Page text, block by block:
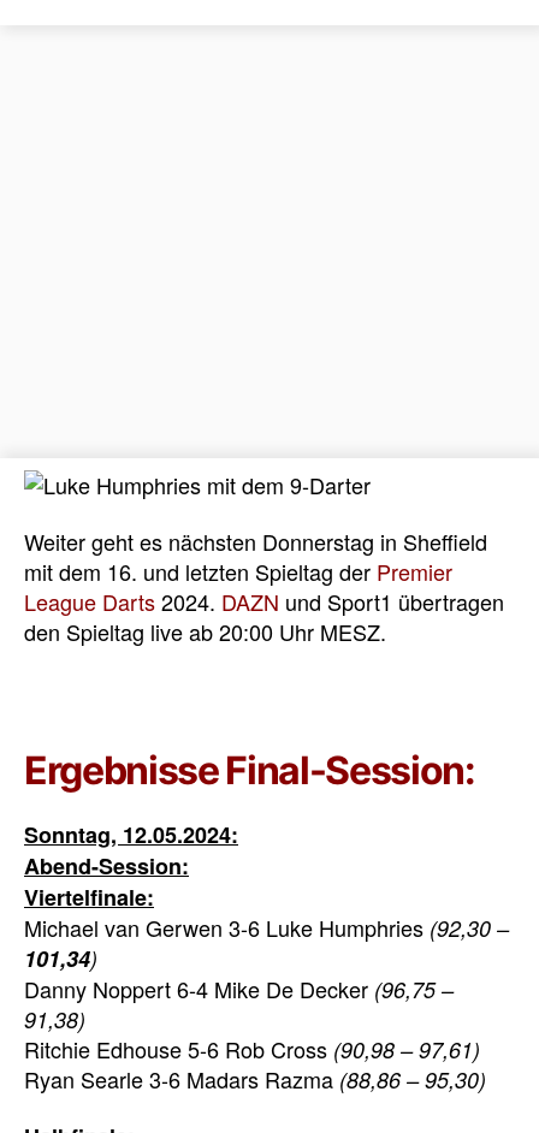
Weiter geht es nächsten Donnerstag in Sheffield
mit dem 16. und letzten Spieltag der Premier
League Darts2024. DAZN und Sport1 übertragen
den Spieltag live ab 20:00 Uhr MESZ.
Ergebnisse Final-Session:
Sonntag, 12.05.2024:
Abend-Session:
Viertelfinale:
Michael van Gerwen 3-6 Luke Humphries (92,30 –
101,34)
Danny Noppert 6-4 Mike De Decker (96,75 –
91,38)
Ritchie Edhouse 5-6 Rob Cross (90,98 – 97,61)
Ryan Searle 3-6 Madars Razma (88,86 – 95,30)